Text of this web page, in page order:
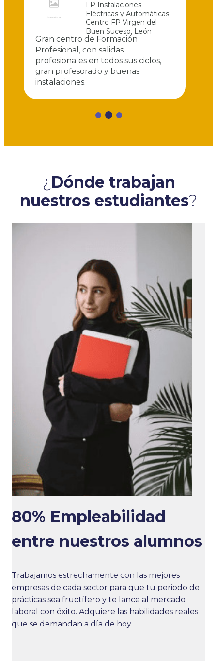
FP Instalaciones
Eléctricas y Automáticas,
Centro FP Virgen del
Buen Suceso, León
Gran centro de Formación
Profesional, con salidas
profesionales en todos sus ciclos,
gran profesorado y buenas
instalaciones.
¿ Dónde trabajan
nuestros estudiantes?
80% Empleabilidad
entre nuestros alumnos
Trabajamos estrechamente con las mejores
empresas de cada sector para que tu periodo de
prácticas sea fructífero y te lance al mercado
laboral con éxito. Adquiere las habilidades reales
que se demandan a día de hoy.